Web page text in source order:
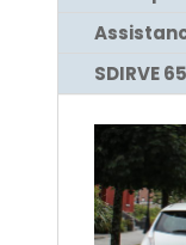
SDIRVE 65